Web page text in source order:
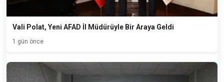
Vali Polat, Yeni AFAD İl Müdürüyle Bir Araya Geldi
1 gün önce